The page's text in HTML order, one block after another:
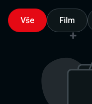
Vše Film